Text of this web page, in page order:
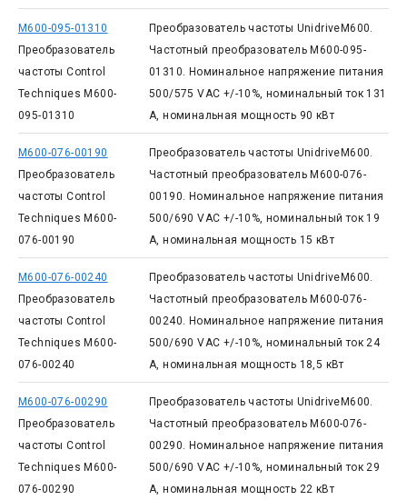
M600-095-01310
Преобразователь
частоты Control
Techniques M600-
095-01310
Преобразователь частоты UnidriveM600.
Частотный преобразователь M600-095-
01310. Номинальное напряжение питания
500/575 VAC +/-10%, номинальный ток 131
А, номинальная мощность 90 кВт
M600-076-00190
Преобразователь
частоты Control
Techniques M600-
076-00190
Преобразователь частоты UnidriveM600.
Частотный преобразователь M600-076-
00190. Номинальное напряжение питания
500/690 VAC +/-10%, номинальный ток 19
А, номинальная мощность 15 кВт
M600-076-00240
Преобразователь
частоты Control
Techniques M600-
076-00240
Преобразователь частоты UnidriveM600.
Частотный преобразователь M600-076-
00240. Номинальное напряжение питания
500/690 VAC +/-10%, номинальный ток 24
А, номинальная мощность 18,5 кВт
M600-076-00290
Преобразователь
частоты Control
Techniques M600-
076-00290
Преобразователь частоты UnidriveM600.
Частотный преобразователь M600-076-
00290. Номинальное напряжение питания
500/690 VAC +/-10%, номинальный ток 29
А, номинальная мощность 22 кВт